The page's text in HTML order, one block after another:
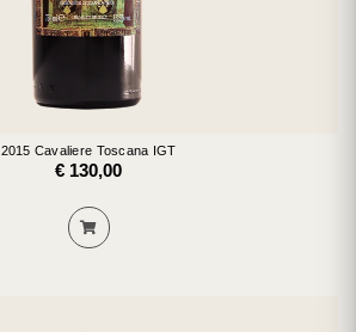
2015 Cavaliere Toscana IGT
€ 130,00